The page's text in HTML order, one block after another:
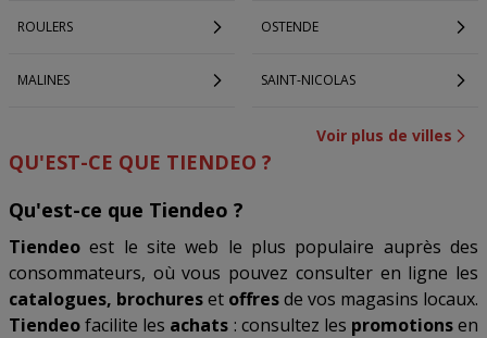
ROULERS OSTENDE
MALINES SAINT-NICOLAS
Voir plus de villes
QU'EST-CE QUE TIENDEO ?
Qu'est-ce que Tiendeo ?
Tiendeo est le site web le plus populaire auprès des
consommateurs, où vous pouvez consulter en ligne les
catalogues, brochureset offresde vos magasins locaux.
Tiendeofacilite les achats : consultez les promotionsen